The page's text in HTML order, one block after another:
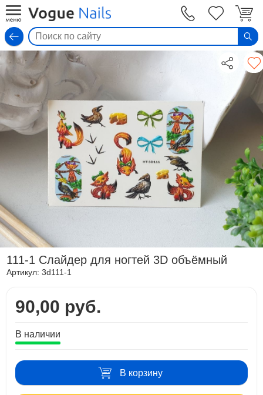
111-1 Слайдер для ногтей 3D объёмный
Артикул:3d111-1
90,00 руб.
В наличии
В корзину